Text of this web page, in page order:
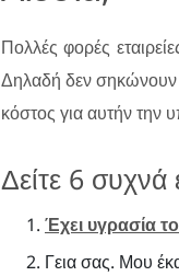
Πολλές φορές
Δηλαδή δεν σηκώνουν
κόστος για αυτήν την
Δείτε 6
Έχει υγρασία
Γεια σας. Μου